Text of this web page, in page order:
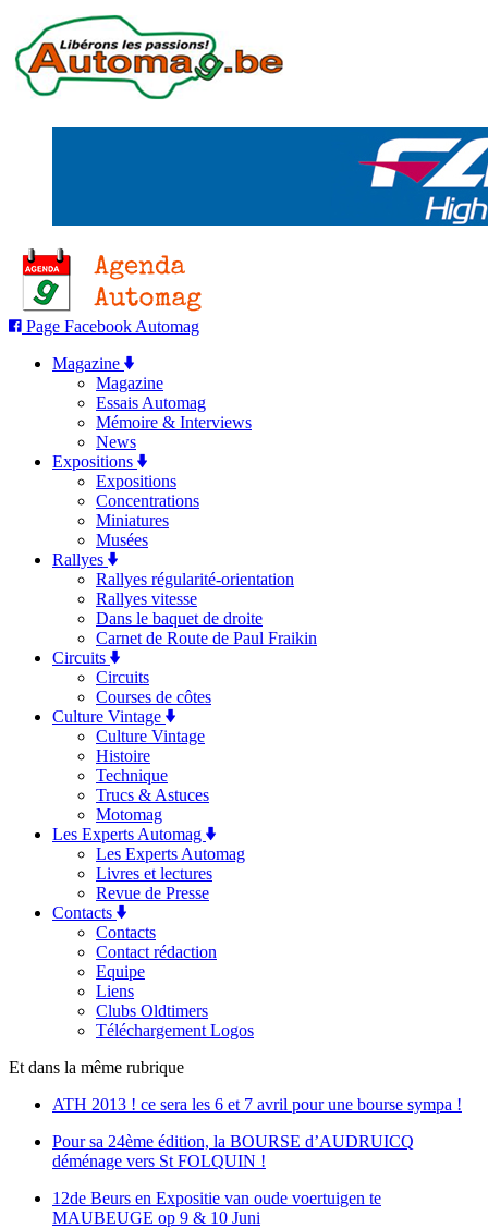
Page Facebook Automag
Magazine
Magazine
Essais Automag
Mémoire & Interviews
News
Expositions
Expositions
Concentrations
Miniatures
Musées
Rallyes
Rallyes régularité-orientation
Rallyes vitesse
Dans le baquet de droite
Carnet de Route de Paul Fraikin
Circuits
Circuits
Courses de côtes
Culture Vintage
Culture Vintage
Histoire
Technique
Trucs & Astuces
Motomag
Les Experts Automag
Les Experts Automag
Livres et lectures
Revue de Presse
Contacts
Contacts
Contact rédaction
Equipe
Liens
Clubs Oldtimers
Téléchargement Logos
Et dans la même rubrique
ATH 2013 ! ce sera les 6 et 7 avril pour une bourse sympa !
Pour sa 24ème édition, la BOURSE d’AUDRUICQ
déménage vers St FOLQUIN !
12de Beurs en Expositie van oude voertuigen te
MAUBEUGE op 9 & 10 Juni